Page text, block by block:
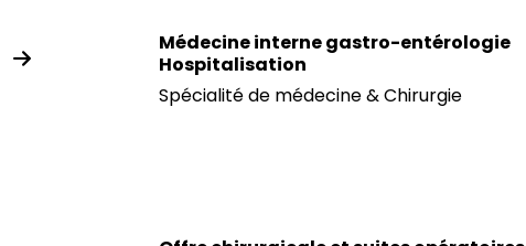
Médecine interne gastro-entérologie
Hospitalisation
Spécialité de médecine & Chirurgie